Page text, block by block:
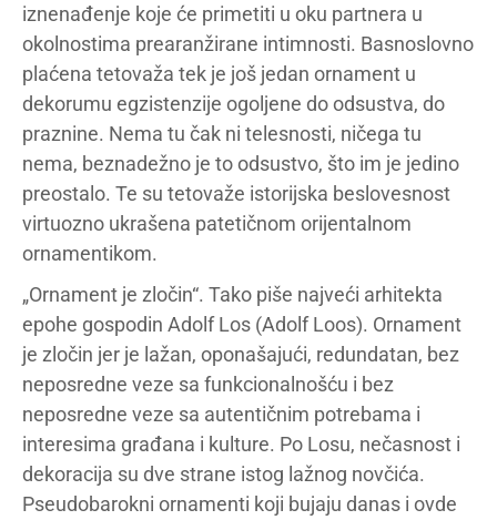
iznenađenje koje će primetiti u oku partnera u
okolnostima prearanžirane intimnosti. Basnoslovno
plaćena tetovaža tek je još jedan ornament u
dekorumu egzistenzije ogoljene do odsustva, do
praznine. Nema tu čak ni telesnosti, ničega tu
nema, beznadežno je to odsustvo, što im je jedino
preostalo. Te su tetovaže istorijska beslovesnost
virtuozno ukrašena patetičnom orijentalnom
ornamentikom.
„Ornament je zločin“. Tako piše najveći arhitekta
epohe gospodin Adolf Los (Adolf Loos). Ornament
je zločin jer je lažan, oponašajući, redundatan, bez
neposredne veze sa funkcionalnošću i bez
neposredne veze sa autentičnim potrebama i
interesima građana i kulture. Po Losu, nečasnost i
dekoracija su dve strane istog lažnog novčića.
Pseudobarokni ornamenti koji bujaju danas i ovde